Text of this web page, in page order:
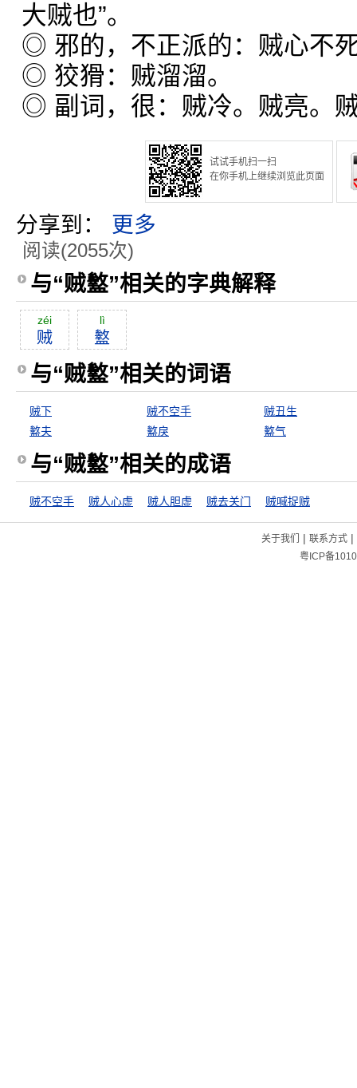
大贼也”。
◎ 邪的，不正派的：贼心不
◎ 狡猾：贼溜溜。
◎ 副词，很：贼冷。贼亮。
试试手机扫一扫
在你手机上继续浏览此页面
分享到： 更多
阅读(2055次)
与“贼盭”相关的字典解释
zéi
贼
lì
盭
与“贼盭”相关的词语
贼下 贼不空手
贼丑生
盭夫
盭戾 盭气
与“贼盭”相关的成语
贼不空手 贼人心虚 贼人胆虚 贼去关门 贼喊捉贼
关于我们 | 联系方式|
粤ICP备